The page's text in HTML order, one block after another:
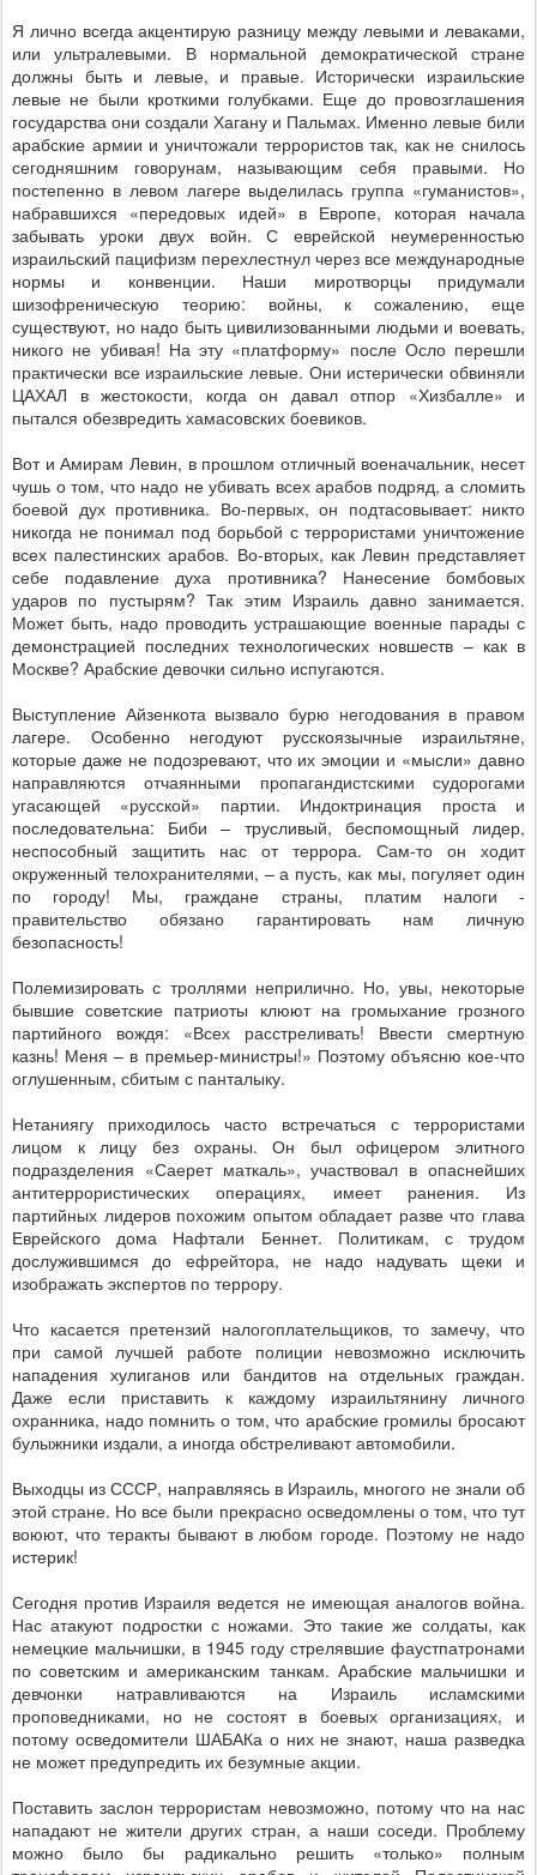
Я лично всегда акцентирую разницу между левыми и леваками,
или ультралевыми. В нормальной демократической стране
должны быть и левые, и правые. Исторически израильские
левые не были кроткими голубками. Еще до провозглашения
государства они создали Хагану и Пальмах. Именно левые били
арабские армии и уничтожали террористов так, как не снилось
сегодняшним говорунам, называющим себя правыми. Но
постепенно в левом лагере выделилась группа «гуманистов»,
набравшихся «передовых идей» в Европе, которая начала
забывать уроки двух войн. С еврейской неумеренностью
израильский пацифизм перехлестнул через все международные
нормы и конвенции. Наши миротворцы придумали
шизофреническую теорию: войны, к сожалению, еще
существуют, но надо быть цивилизованными людьми и воевать,
никого не убивая! На эту «платформу» после Осло перешли
практически все израильские левые. Они истерически обвиняли
ЦАХАЛ в жестокости, когда он давал отпор «Хизбалле» и
пытался обезвредить хамасовских боевиков.
Вот и Амирам Левин, в прошлом отличный военачальник, несет
чушь о том, что надо не убивать всех арабов подряд, а сломить
боевой дух противника. Во-первых, он подтасовывает: никто
никогда не понимал под борьбой с террористами уничтожение
всех палестинских арабов. Во-вторых, как Левин представляет
себе подавление духа противника? Нанесение бомбовых
ударов по пустырям? Так этим Израиль давно занимается.
Может быть, надо проводить устрашающие военные парады с
демонстрацией последних технологических новшеств – как в
Москве? Арабские девочки сильно испугаются.
Выступление Айзенкота вызвало бурю негодования в правом
лагере. Особенно негодуют русскоязычные израильтяне,
которые даже не подозревают, что их эмоции и «мысли» давно
направляются отчаянными пропагандистскими судорогами
угасающей «русской» партии. Индоктринация проста и
последовательна: Биби – трусливый, беспомощный лидер,
неспособный защитить нас от террора. Сам-то он ходит
окруженный телохранителями, – а пусть, как мы, погуляет один
по городу! Мы, граждане страны, платим налоги -
правительство обязано гарантировать нам личную
безопасность!
Полемизировать с троллями неприлично. Но, увы, некоторые
бывшие советские патриоты клюют на громыхание грозного
партийного вождя: «Всех расстреливать! Ввести смертную
казнь! Меня – в премьер-министры!» Поэтому объясню кое-что
оглушенным, сбитым с панталыку.
Нетаниягу приходилось часто встречаться с террористами
лицом к лицу без охраны. Он был офицером элитного
подразделения «Саерет маткаль», участвовал в опаснейших
антитеррористических операциях, имеет ранения. Из
партийных лидеров похожим опытом обладает разве что глава
Еврейского дома Нафтали Беннет. Политикам, с трудом
дослужившимся до ефрейтора, не надо надувать щеки и
изображать экспертов по террору.
Что касается претензий налогоплательщиков, то замечу, что
при самой лучшей работе полиции невозможно исключить
нападения хулиганов или бандитов на отдельных граждан.
Даже если приставить к каждому израильтянину личного
охранника, надо помнить о том, что арабские громилы бросают
булыжники издали, а иногда обстреливают автомобили.
Выходцы из СССР, направляясь в Израиль, многого не знали об
этой стране. Но все были прекрасно осведомлены о том, что тут
воюют, что теракты бывают в любом городе. Поэтому не надо
истерик!
Сегодня против Израиля ведется не имеющая аналогов война.
Нас атакуют подростки с ножами. Это такие же солдаты, как
немецкие мальчишки, в 1945 году стрелявшие фаустпатронами
по советским и американским танкам. Арабские мальчишки и
девчонки натравливаются на Израиль исламскими
проповедниками, но не состоят в боевых организациях, и
потому осведомители ШАБАКа о них не знают, наша разведка
не может предупредить их безумные акции.
Поставить заслон террористам невозможно, потому что на нас
нападают не жители других стран, а наши соседи. Проблему
можно было бы радикально решить «только» полным